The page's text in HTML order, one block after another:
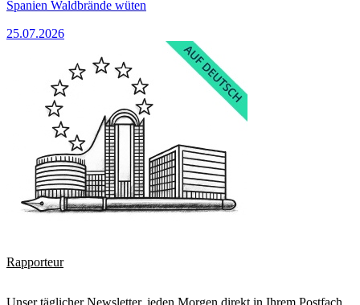
Spanien Waldbrände wüten
25.07.2026
Rapporteur
Unser täglicher Newsletter, jeden Morgen direkt in Ihrem Postfach.